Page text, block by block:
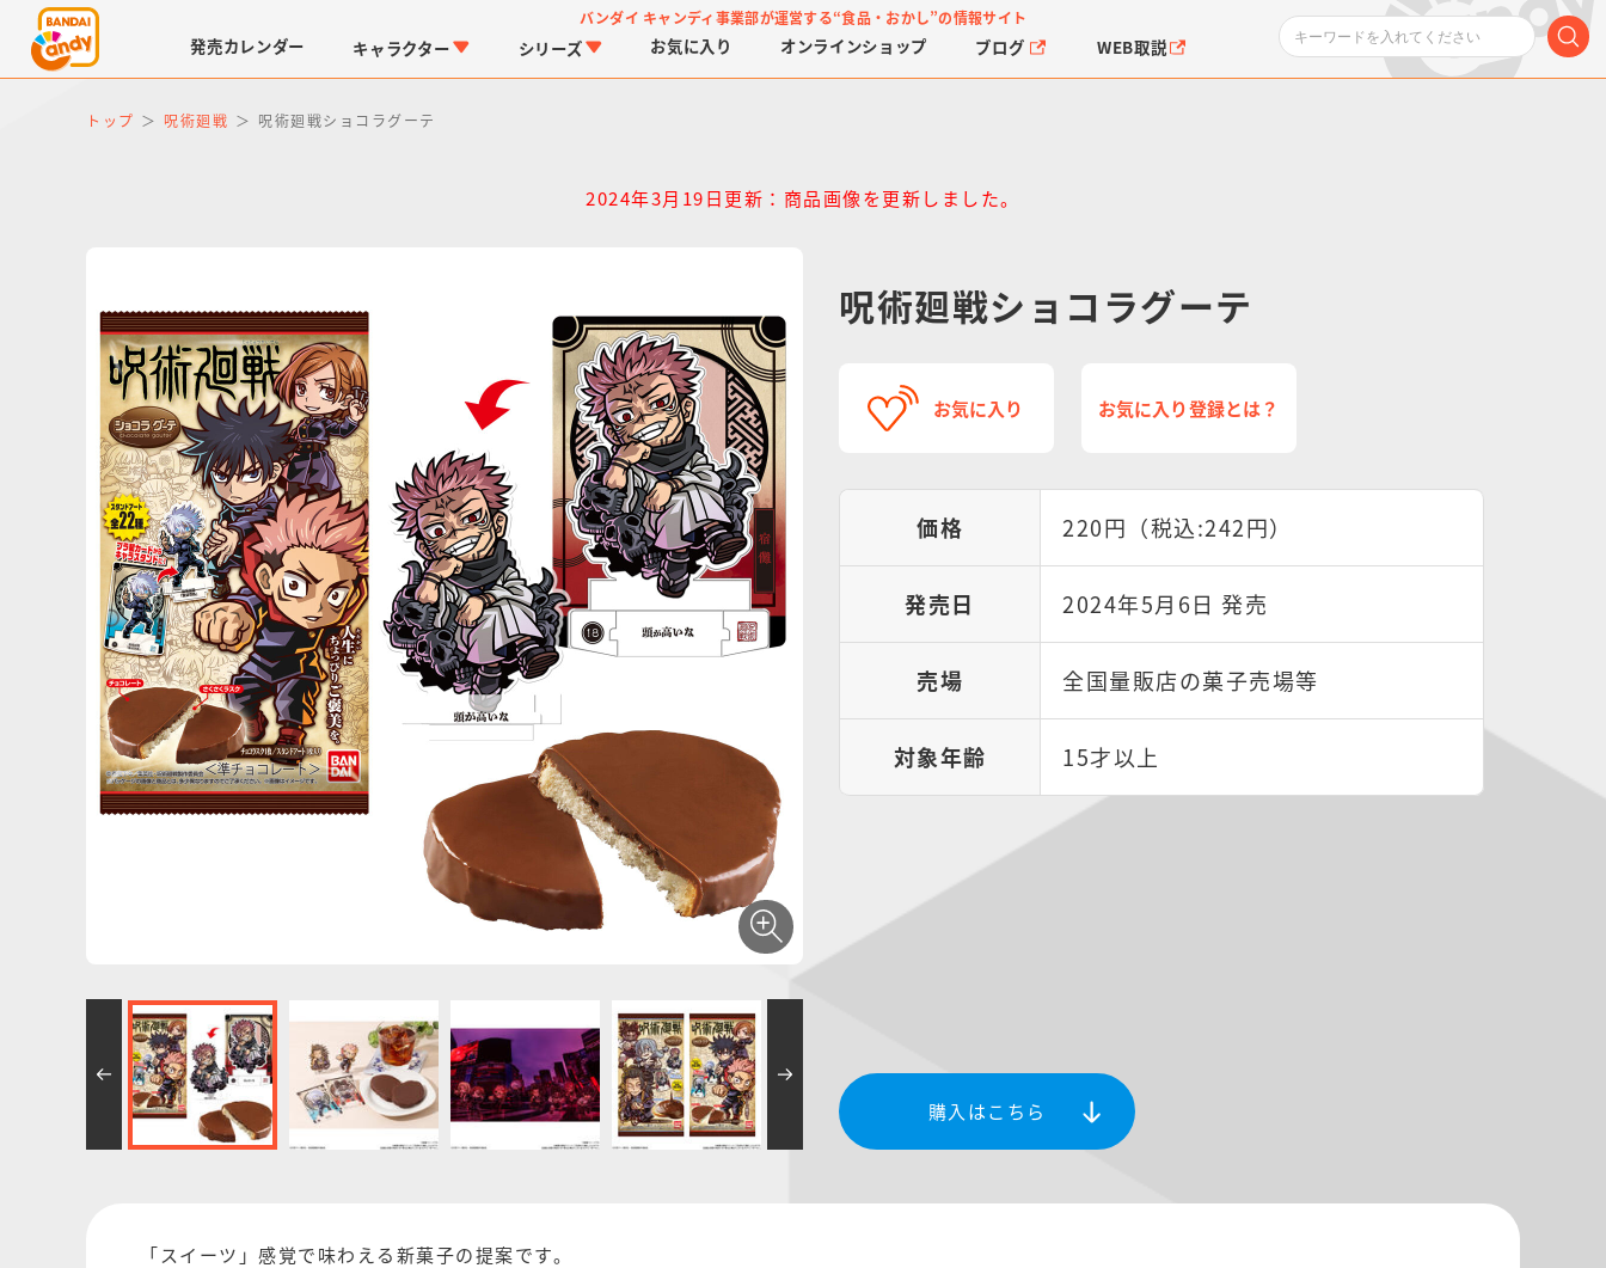
バンダイ キャンディ事業部が運営する“食品・おかし”の情報サイト
発売カレンダー キャラクター
LINK TRAVELERS 仮面ライダーシリーズ
PROJECT R.E.D.・ス
ーパー戦隊シリーズ
プリキュアシリーズ ガンダムシリーズ
シリーズ
チョコボックス キャラパキ つりグミ チョコサプ
にふぉるめーしょん＆
お気に入り オンラインショップ ブログ WEB取説
トップ 呪術廻戦 呪術廻戦ショコラグーテ
2024年3月19日更新：商品画像を更新しました。
呪術廻戦ショコラグーテ
お気に入り お気に入り登録とは？
価格 220円（税込:242円）
発売日 2024年5月6日 発売
売場 全国量販店の菓子売場等
対象年齢 15才以上
購入はこちら
「スイーツ」感覚で味わえる新菓子の提案です。